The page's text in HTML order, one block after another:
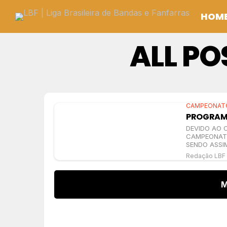
ALL
DEVIDO AO
SENDO
Redação LBF